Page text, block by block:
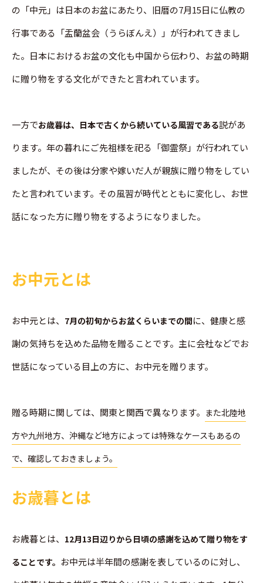
の「中元」は日本のお盆にあたり、旧暦の7月15日に仏教の
行事である「盂蘭盆会（うらぼんえ）」が行われてきまし
た。日本におけるお盆の文化も中国から伝わり、お盆の時期
に贈り物をする文化ができたと言われています。
一方でお歳暮は、日本で古くから続いている風習である説があ
ります。年の暮れにご先祖様を祀る「御霊祭」が行われてい
ましたが、その後は分家や嫁いだ人が親族に贈り物をしてい
たと言われています。その風習が時代とともに変化し、お世
話になった方に贈り物をするようになりました。
お中元とは
お中元とは、 7月の初旬からお盆くらいまでの間に、健康と感
謝の気持ちを込めた品物を贈ることです。主に会社などでお
世話になっている目上の方に、お中元を贈ります。
贈る時期に関しては、関東と関西で異なります。 また北陸地
方や九州地方、沖縄など地方によっては特殊なケースもあるの
で、確認しておきましょう。
お歳暮とは
お歳暮とは、 12月13日辺りから日頃の感謝を込めて贈り物をす
ることです。 お中元は半年間の感謝を表しているのに対し、